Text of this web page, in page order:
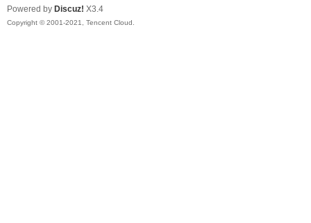
Powered by Discuz! X3.4
Copyright © 2001-2021, Tencent Cloud.